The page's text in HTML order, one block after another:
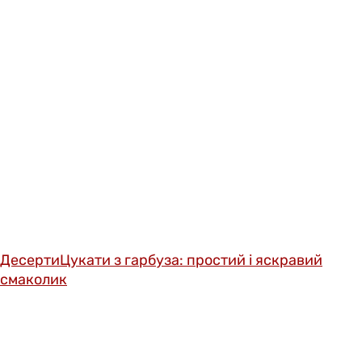
ДесертиЦукати з гарбуза: простий і яскравий
смаколик